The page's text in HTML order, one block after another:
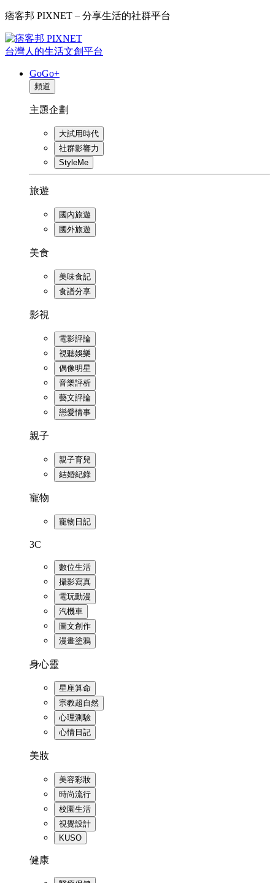
痞客邦 PIXNET – 分享生活的社群平台
台灣人的生活文創平台
GoGo+
頻道
主題企劃
大試用時代
社群影響力
StyleMe
旅遊
國內旅遊
國外旅遊
美食
美味食記
食譜分享
影視
電影評論
視聽娛樂
偶像明星
音樂評析
藝文評論
戀愛情事
親子
親子育兒
結婚紀錄
寵物
寵物日記
3C
數位生活
攝影寫真
電玩動漫
汽機車
圖文創作
漫畫塗鴉
身心靈
星座算命
宗教超自然
心理測驗
心情日記
美妝
美容彩妝
時尚流行
校園生活
視覺設計
KUSO
健康